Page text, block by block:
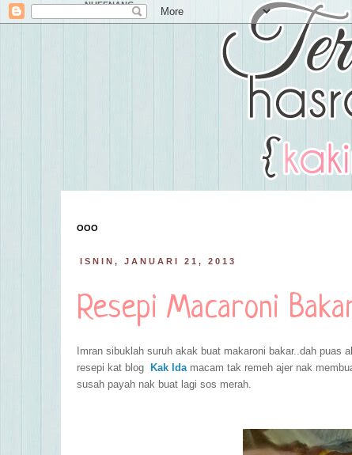
NUFFNANG
OOO
ISNIN, JANUARI 21, 2013
Resepi Macaroni
Imran sibuklah suruh akak buat makaroni bakar..dah
resepi kat blog
Kak Ida macam tak remeh ajer nak
susah payah nak buat lagi sos merah.